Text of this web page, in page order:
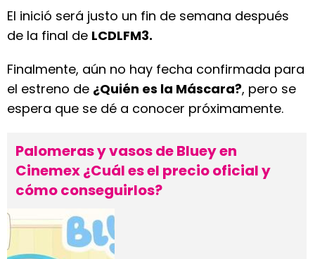
El inició será justo un fin de semana después
de la final de LCDLFM3.
Finalmente, aún no hay fecha confirmada para
el estreno de ¿Quién es la Máscara?, pero se
espera que se dé a conocer próximamente.
Palomeras y vasos de Bluey en
Cinemex ¿Cuál es el precio oficial y
cómo conseguirlos?